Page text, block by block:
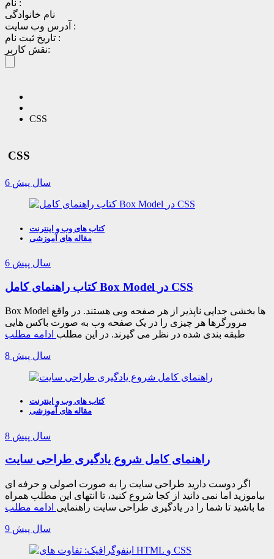
نام :
نام خانوادگی
آدرس وب سایت :
تاریخ ثبت نام :
نقش کاربر:
CSS
CSS
6 سال پیش
کتاب های وب و اینترنت
مقاله های آموزشی
6 سال پیش
کتاب راهنمای کامل Box Model در CSS
Box Model ها بخشی جدایی ناپذیر از هر صفحه وبی هستند. در واقع
مرورگرها هر چیزی را در یک صفحه وب به صورت باکس هایی
طبقه بندی شده در نظر می گیرند. در این مطلب ادامه مطلب
8 سال پیش
کتاب های وب و اینترنت
مقاله های آموزشی
8 سال پیش
راهنمای کامل شروع یادگیری طراحی سایت
اگر دوست دارید طراحی سایت را به صورت اصولی و حرفه ای
بیاموزید اما نمی دانید از کجا شروع کنید، تا انتهای این مطلب همراه
ما باشید تا شما را در یادگیری طراحی سایت راهنمایی ادامه مطلب
9 سال پیش